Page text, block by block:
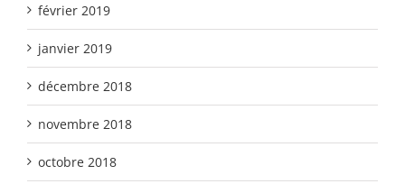
février 2019
janvier 2019
décembre 2018
novembre 2018
octobre 2018